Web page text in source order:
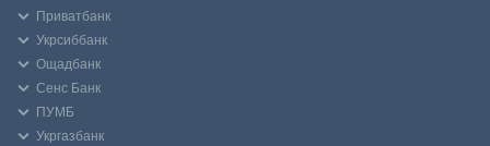
Приватбанк
Укрсиббанк
Ощадбанк
Сенс Банк
ПУМБ
Укргазбанк